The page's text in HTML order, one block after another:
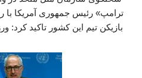
ترامپ» رئیس جمهوری آمریکا با
بازیکن تیم این کشور تاکید